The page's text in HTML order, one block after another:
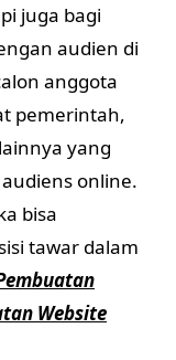
juga bagi
audien di
anggota
pemerintah,
yang
online.
bisa
tawar dalam
Website